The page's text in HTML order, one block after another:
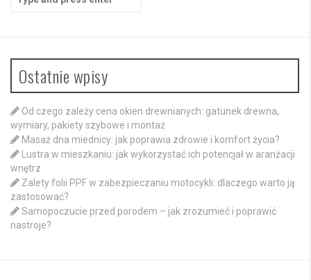
for:
Ostatnie wpisy
Od czego zależy cena okien drewnianych: gatunek drewna,
wymiary, pakiety szybowe i montaż
Masaż dna miednicy: jak poprawia zdrowie i komfort życia?
Lustra w mieszkaniu: jak wykorzystać ich potencjał w aranżacji
wnętrz
Zalety folii PPF w zabezpieczaniu motocykli: dlaczego warto ją
zastosować?
Samopoczucie przed porodem – jak zrozumieć i poprawić
nastroje?